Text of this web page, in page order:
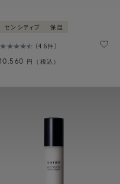
センシティブ 保湿
46件
10,560 円（税込）